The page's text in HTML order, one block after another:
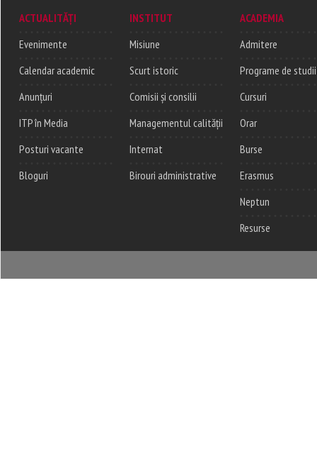
ACTUALITĂȚI
Evenimente
Calendar academic
Anunțuri
ITP în Media
Posturi vacante
Bloguri
INSTITUT
Misiune
Scurt istoric
Comisii și consilii
Managementul calității
Internat
Birouri administrative
ACADEMIA
Admitere
Programe de studii
Cursuri
Orar
Burse
Erasmus
Neptun
Resurse